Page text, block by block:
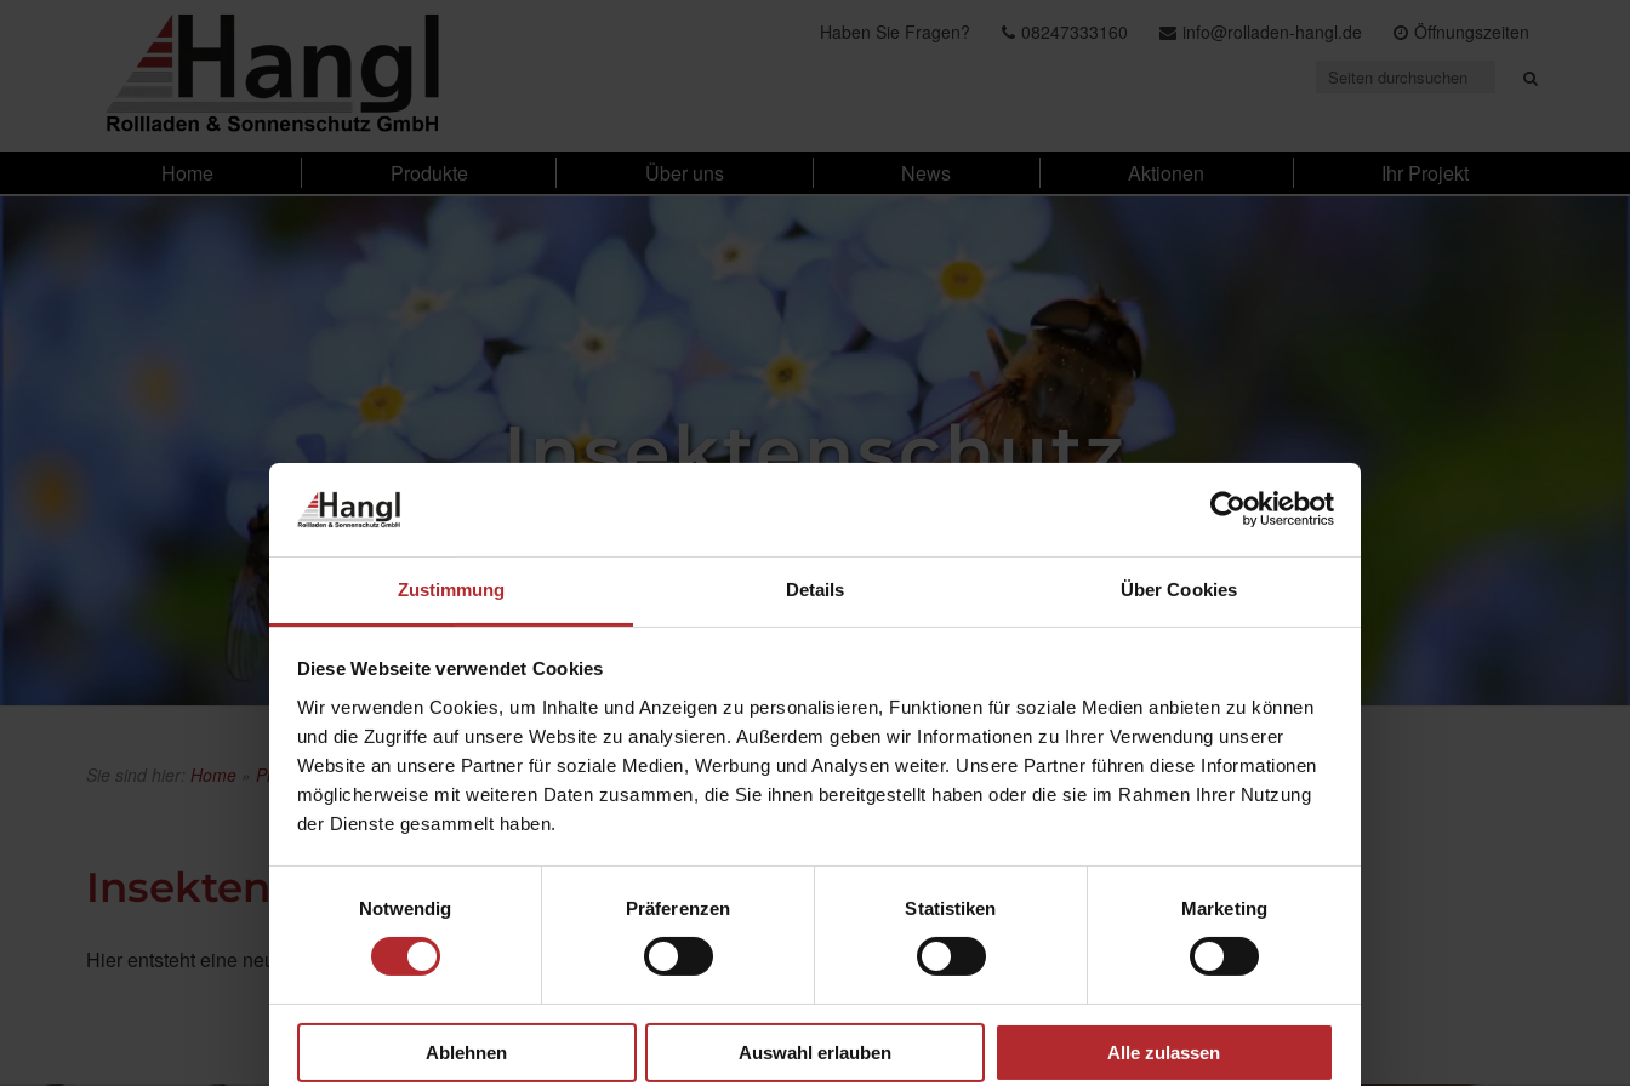
Zustimmung Details Über Cookies
Diese Webseite verwendet Cookies
Wir verwenden Cookies, um Inhalte und Anzeigen zu personalisieren, Funktionen für soziale Medien anbieten zu können
und die Zugriffe auf unsere Website zu analysieren. Außerdem geben wir Informationen zu Ihrer Verwendung unserer
Website an unsere Partner für soziale Medien, Werbung und Analysen weiter. Unsere Partner führen diese Informationen
möglicherweise mit weiteren Daten zusammen, die Sie ihnen bereitgestellt haben oder die sie im Rahmen Ihrer Nutzung
der Dienste gesammelt haben.
Notwendig
Präferenzen Statistiken Marketing
Ablehnen Auswahl erlauben Alle zulassen
Haben Sie Fragen? 08247333160 info@rolladen-hangl.de Öffnungszeiten
Home Produkte Über uns News Aktionen Ihr Projekt
Insektenschutz
Sie sind hier: Home » Produkte»Insektenschutz
Insektenschutz
Hier entsteht eine neue Seite.